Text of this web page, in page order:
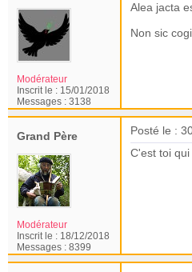
Modérateur
Inscrit le : 15/01/2018
Messages : 3138
Alea jacta
Non sic
Grand Père
Modérateur
Inscrit le : 18/12/2018
Messages : 8399
Posté le :
C'est toi qui